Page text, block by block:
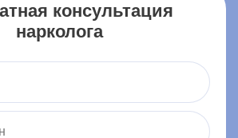
консультация
нарколога